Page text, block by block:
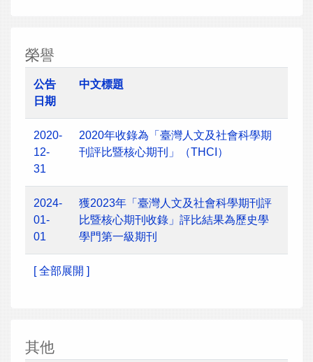
榮譽
公告
日期
中文標題
2020-
12-
31
2020年收錄為「臺灣人文及社會科學期
刊評比暨核心期刊」（THCI）
2024-
01-
01
獲2023年「臺灣人文及社會科學期刊評
比暨核心期刊收錄」評比結果為歷史學
學門第一級期刊
[ 全部展開 ]
其他